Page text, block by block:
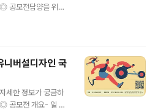
일정: 2026.04.16
시 진행 상황에 따..
공모전담양을 위한
누구나 ◎ 공모기간
부사업) 최대 5억원,
야- 2027년 시행가
적으로 도움이 되는
을 직접 지정하여 기
야- 사회적 취약계층
버설디자인 국
세한 정보가 궁금하
공모전 개요- 일 정: